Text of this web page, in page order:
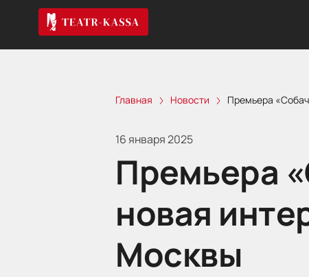
Главная Новости Премьера
16 января 2025
Премьера
новая
Москвы